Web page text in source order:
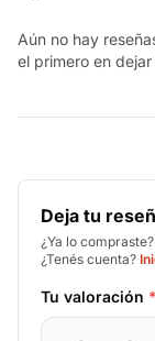
Aún no hay
el primero en
Deja tu
¿Ya lo
¿Tenés cuenta?
Tu valoración *